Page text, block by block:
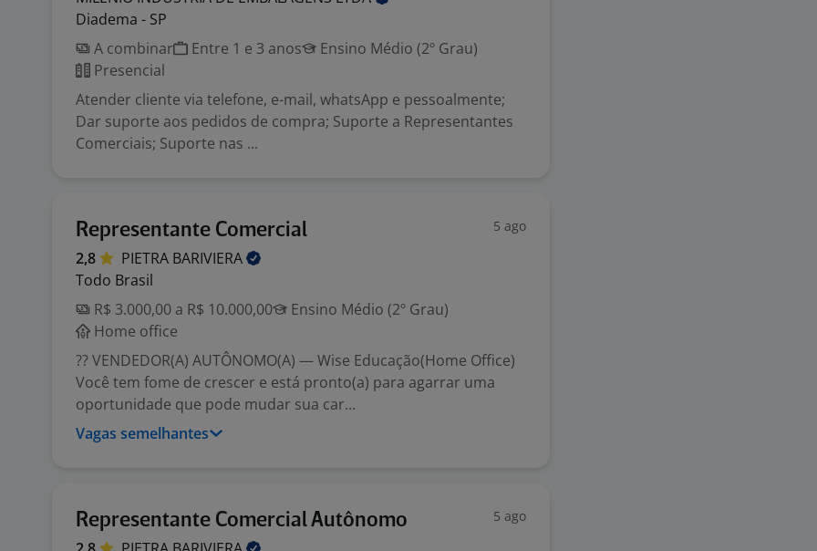
Diadema - SP
A combinar
Entre 1 e 3 anos
Ensino Médio (2º Grau)
Presencial
Atender cliente via telefone, e-mail, whatsApp e pessoalmente;
Dar suporte aos pedidos de compra; Suporte a Representantes
Comerciais; Suporte nas ...
Representante Comercial 5 ago
2,8 PIETRA BARIVIERA
Todo Brasil
R$ 3.000,00 a R$ 10.000,00
Ensino Médio (2º Grau)
Home office
?? VENDEDOR(A) AUTÔNOMO(A) — Wise Educação(Home Office)
Você tem fome de crescer e está pronto(a) para agarrar uma
oportunidade que pode mudar sua car...
Vagas semelhantes
Representante Comercial Autônomo 5 ago